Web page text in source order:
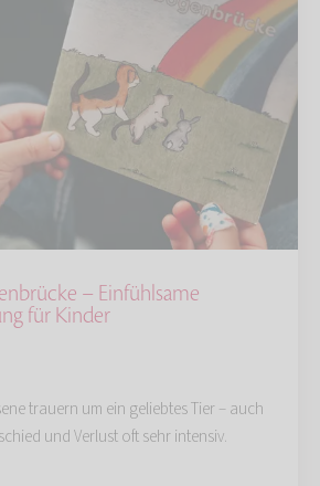
– Einfühlsame
für Kinder
trauern um ein geliebtes Tier – auch
und Verlust oft sehr intensiv.